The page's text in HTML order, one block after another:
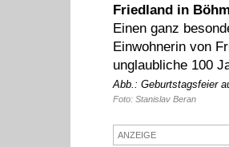
Friedland in
Einen ganz
Einwohnerin von
unglaubliche 100
Abb.: Geburtstagsfeier
Foto: Stanislav Beran
ANZEIGE